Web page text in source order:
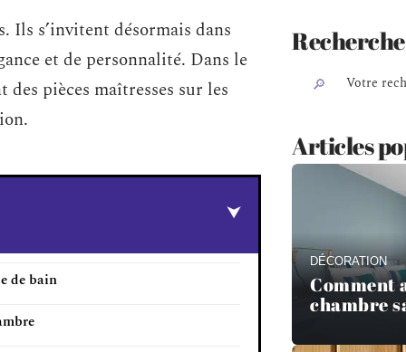
Ils s’invitent désormais dans
et de personnalité. Dans le
pièces maîtresses sur les
de bain
Recherche
Articles
DÉCORATION
Comment
chambre